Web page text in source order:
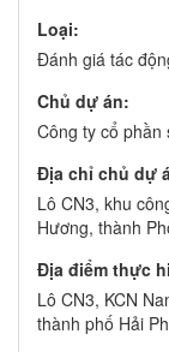
Loại:
Đánh giá tác
Chủ dự án:
Công ty cổ phần
Địa chỉ chủ dự
Lô CN3, khu
Hương, thành
Địa điểm thực
Lô CN3, KCN
thành phố Hải